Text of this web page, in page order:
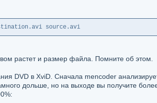
source.avi
растет и размер файла. Помните об этом.
DVD в XviD. Сначала mencoder
дольше, но на выходе вы получите